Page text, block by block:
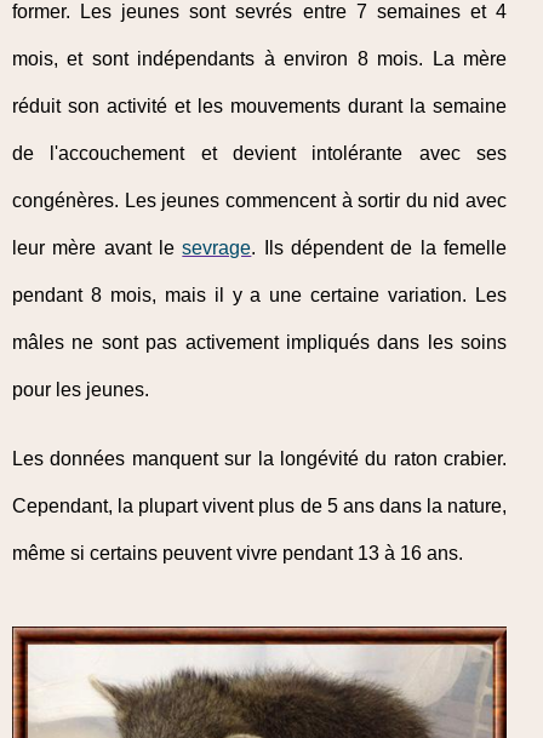
former. Les jeunes sont sevrés entre 7 semaines et 4
mois, et sont indépendants à environ 8 mois. La mère
réduit son activité et les mouvements durant la semaine
de l'accouchement et devient intolérante avec ses
congénères. Les jeunes commencent à sortir du nid avec
leur mère avant lesevrage. Ils dépendent de la femelle
pendant 8 mois, mais il y a une certaine variation. Les
mâles ne sont pas activement impliqués dans les soins
pour les jeunes.
Les données manquent sur la longévité du raton crabier.
Cependant, la plupart vivent plus de 5 ans dans la nature,
même si certains peuvent vivre pendant 13 à 16 ans.